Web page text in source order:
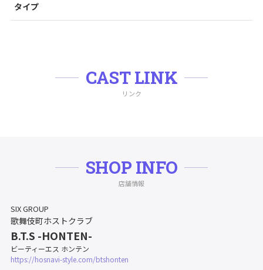
タイプ
CAST LINK
リンク
SHOP INFO
店舗情報
SIX GROUP
歌舞伎町ホストクラブ
B.T.S -HONTEN-
ビーティーエス ホンテン
https://hosnavi-style.com/btshonten